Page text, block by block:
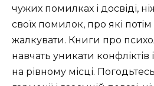
чужих помилках і досвіді,
своїх помилок, про які
жалкувати. Книги про
навчать уникати конфліктів
на рівному місці.